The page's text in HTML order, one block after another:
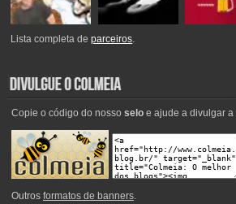
Lista completa deparceiros.
Copie o código do nosso seloe ajude a divulgar a
Outros formatos de banners.